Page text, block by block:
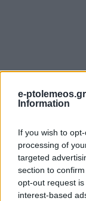
e-
Information
If you wish to
processing of
targeted
section to
opt-out request
interest-based